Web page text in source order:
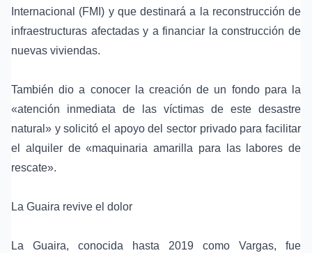
Internacional (FMI) y que destinará a la reconstrucción de
infraestructuras afectadas y a financiar la construcción de
nuevas viviendas.
También dio a conocer la creación de un fondo para la
«atención inmediata de las víctimas de este desastre
natural» y solicitó el apoyo del sector privado para facilitar
el alquiler de «maquinaria amarilla para las labores de
rescate».
La Guaira revive el dolor
La Guaira, conocida hasta 2019 como Vargas, fue